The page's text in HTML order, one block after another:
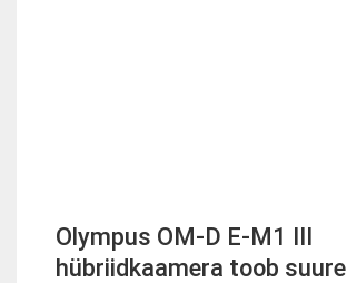
Olympus OM-D E-M1 III
hübriidkaamera toob suure